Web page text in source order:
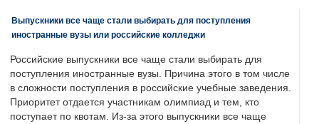
Выпускники все чаще стали выбирать для поступления
иностранные вузы или российские колледжи
Российские выпускники все чаще стали выбирать для
поступления иностранные вузы. Причина этого в том числе
в сложности поступления в российские учебные заведения.
Приоритет отдается участникам олимпиад и тем, кто
поступает по квотам. Из-за этого выпускники все чаще